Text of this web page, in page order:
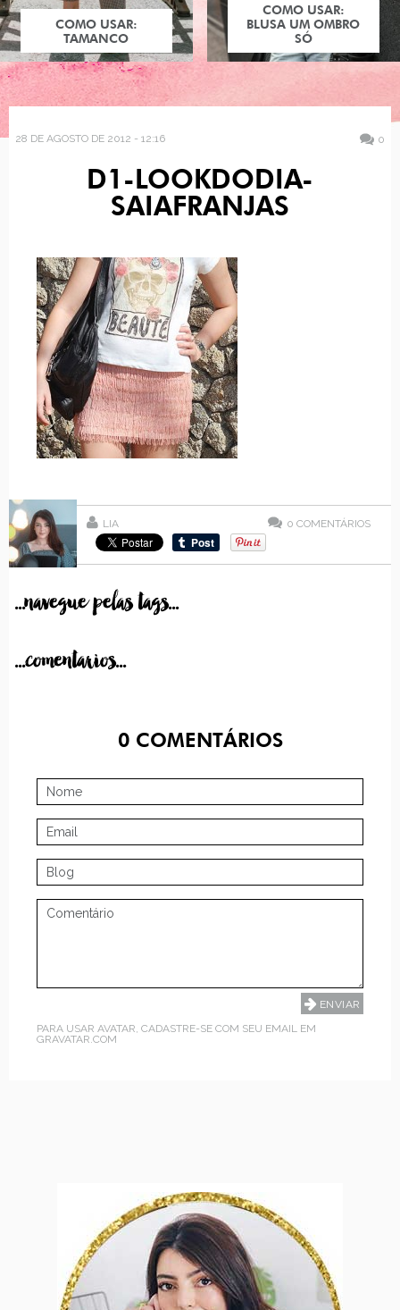
COMO USAR:
TAMANCO
COMO USAR:
BLUSA UM OMBRO
SÓ
28 DE AGOSTO DE 2012 - 12:16 0
D1-LOOKDODIA-
SAIAFRANJAS
LIA 0 COMENTÁRIOS
...navegue pelas tags...
...comentarios...
0COMENTÁRIOS
PARA USAR AVATAR, CADASTRE-SE COM SEU EMAIL EM
GRAVATAR.COM